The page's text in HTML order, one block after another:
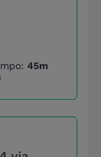
45m